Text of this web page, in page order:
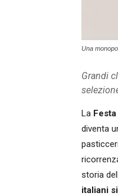
Una
Grandi
La
diventa
storia
italiani